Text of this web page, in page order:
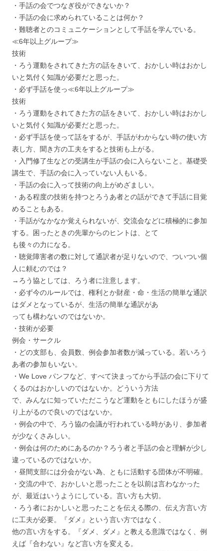
・手話の会でつなぎ役ができないか？
・手話の会に求められていることは何か？
・難聴者とのコミュニケーションとして手話を学んでいる。
≪6年以上グループ≫
技術
・ろう運動をされてきた方の話をきいて、おかしい時はおかし
いと気付く知識が必要だと思った。
・必ず手話を使っ≪6年以上グループ≫
技術
・ろう運動をされてきた方の話をきいて、おかしい時はおかし
いと気付く知識が必要だと思った。
・必ず手話を使って話をするが、手話がわからない時の使い方
表し方、聞き方の工夫をすると技術も上がる。
・入門修了生などの受講生が手話の会に入らないこと。基礎受
講生で、手話の会に入っていない人もいる。
・手話の会に入って技術の向上がめざましい。
・ある程度の技術を持つとろうあ者との話ができて手話に目覚
めることもある。
・手話がなかなか覚えられないが、交流会などに積極的に参加
する。困ったときの先輩からのヒントは、とて
も後々の力になる。
・聴覚障害者の数に対して通訳者が足りないので、ついつい個
人に頼むのでは？
→ろう協としては、ろう者に注意します。
・必ず今のルールでは、権利とか財産・命・生活の簡単な通訳
はダメとなっているが、生活の簡単な通訳があ
っても構わないのではないか。
・技術が必要
例会・サークル
・どの支部も、会員数、例会参加者数が減っている。若いろう
あ者の参加もいない。
・We Love パンフなど、すべて決まってから手話の会に下りて
くるのはおかしいのではないか。どういう方法
で、みんなに知っていただこうなど運動をともにしたほうが盛
り上がるので良いのではないか。
・例会の中で、ろう協の会議が行われている時があり、参加者
が少なくさみしい。
・例会は何のためにあるのか？ろう者と手話の会と理解が少し
違っているのではないか。
・昼間支部には分会がない為、ともに活動する団体が不明確。
・交流の中で、おかしいと思ったことを以前は言わなかった
が、最近はいうようにしている。言い方も大切。
・ろう者におかしいと思ったことを伝える際の、伝え方言い方
に工夫が必要。『ダメ』という言い方ではなく、
他の言い方をする。『ダメ、ダメ』と教える意識ではなく、例
えば『合わない』など言い方を変える。